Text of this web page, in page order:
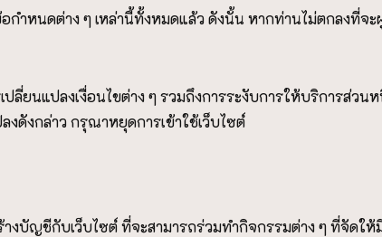
กำหนดต่าง ๆ เหล่านี้ทั้งหมดแล้ว ดังนั้น หากท่านไม่ตกลง
ลี่ยนแปลงเงื่อนไขต่าง ๆ รวมถึงการระงับการให้บริการส่ว
ดังกล่าว กรุณาหยุดการเข้าใช้เว็บไซต์
งบัญชีกับเว็บไซต์ ที่จะสามารถร่วมทำกิจกรรมต่าง ๆ ที่จัดให้